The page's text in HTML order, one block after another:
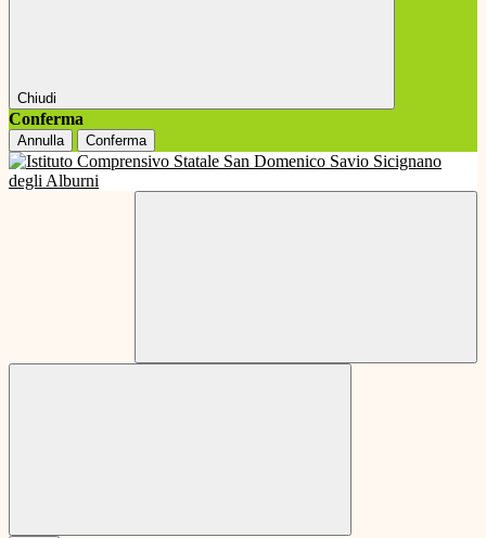
Chiudi
Conferma
Annulla Conferma